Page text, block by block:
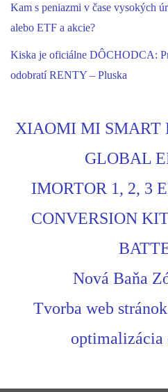
Kam s peniazmi v čase vysokých
alebo ETF a akcie?
Kiska je oficiálne DÔCHODCA:
odobratí RENTY – Pluska
XIAOMI MI SMART
GLOBAL
IMORTOR 1, 2, 3
CONVERSION
Nová Baňa
Tvorba web